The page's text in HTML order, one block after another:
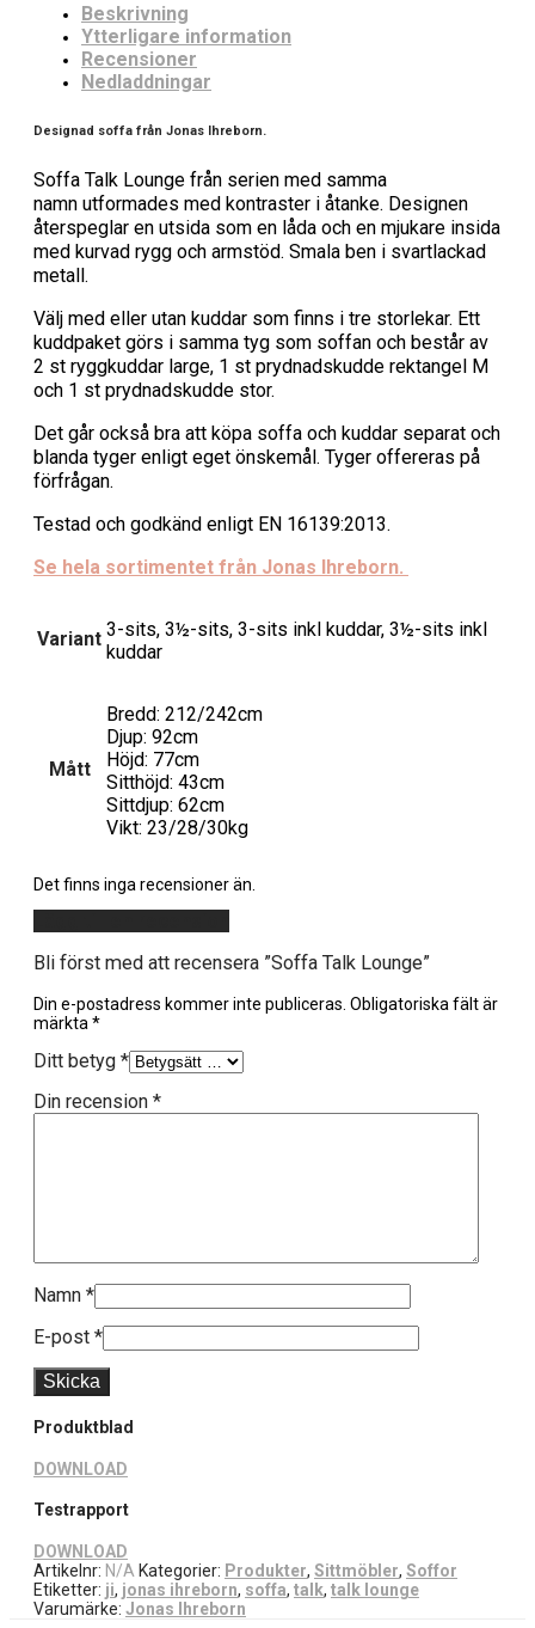
Beskrivning
Ytterligare information
Recensioner
Nedladdningar
Designad soffa från Jonas Ihreborn.
Soffa Talk Lounge från serien med samma
namn utformades med kontraster i åtanke. Designen
återspeglar en utsida som en låda och en mjukare insida
med kurvad rygg och armstöd. Smala ben i svartlackad
metall.
Välj med eller utan kuddar som finns i tre storlekar. Ett
kuddpaket görs i samma tyg som soffan och består av
2 st ryggkuddar large, 1 st prydnadskudde rektangel M
och 1 st prydnadskudde stor.
Det går också bra att köpa soffa och kuddar separat och
blanda tyger enligt eget önskemål. Tyger offereras på
förfrågan.
Testad och godkänd enligt EN 16139:2013.
Se hela sortimentet från Jonas Ihreborn.
Variant 3-sits, 3½-sits, 3-sits inkl kuddar, 3½-sits inkl
kuddar
Mått
Bredd: 212/242cm
Djup: 92cm
Höjd: 77cm
Sitthöjd: 43cm
Sittdjup: 62cm
Vikt: 23/28/30kg
Det finns inga recensioner än.
Bli först med att recensera ”Soffa Talk Lounge”
Din e-postadress kommer inte publiceras. Obligatoriska fält är
märkta *
Ditt betyg *
Din recension *
Namn *
E-post *
Produktblad
DOWNLOAD
Testrapport
DOWNLOAD
Artikelnr: N/A Kategorier: Produkter, Sittmöbler, Soffor
Etiketter: ji, jonas ihreborn, soffa, talk, talk lounge
Varumärke: Jonas Ihreborn